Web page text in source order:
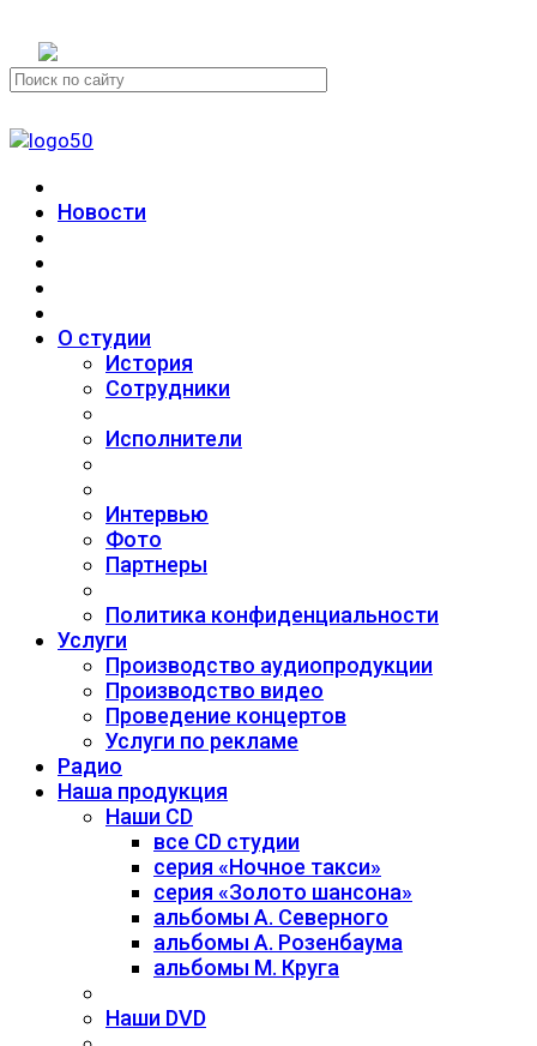
Новости
О студии
История
Сотрудники
Исполнители
Интервью
Фото
Партнеры
Политика конфиденциальности
Услуги
Производство аудиопродукции
Производство видео
Проведение концертов
Услуги по рекламе
Радио
Наша продукция
Наши CD
все CD студии
серия «Ночное такси»
серия «Золото шансона»
альбомы А. Северного
альбомы А. Розенбаума
альбомы М. Круга
Наши DVD